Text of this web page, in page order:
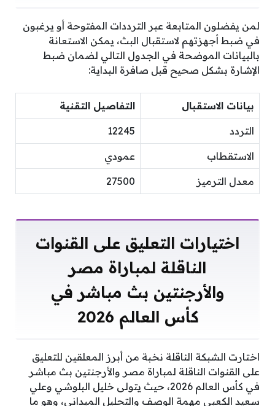
لمن يفضلون المتابعة عبر الترددات المفتوحة أو يرغبون
في ضبط أجهزتهم لاستقبال البث، يمكن الاستعانة
بالبيانات الموضحة في الجدول التالي لضمان ضبط
الإشارة بشكل صحيح قبل صافرة البداية:
بيانات الاستقبال التفاصيل التقنية
التردد 12245
الاستقطاب عمودي
معدل الترميز 27500
اختيارات التعليق على القنوات
الناقلة لمباراة مصر
والأرجنتين بث مباشر في
كأس العالم 2026
اختارت الشبكة الناقلة نخبة من أبرز المعلقين للتعليق
على القنوات الناقلة لمباراة مصر والأرجنتين بث مباشر
في كأس العالم 2026، حيث يتولى خليل البلوشي وعلي
سعيد الكعبي مهمة الوصف والتحليل الميداني، وهو ما